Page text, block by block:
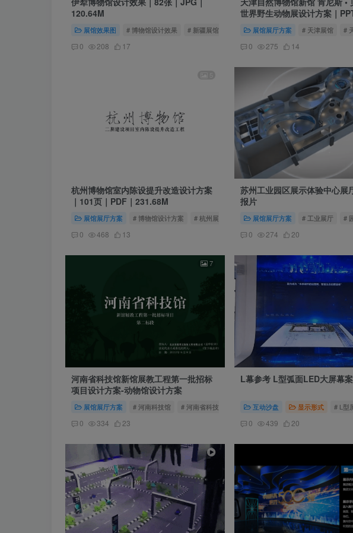
120.64M
展馆效果图 # 博物馆设计效果 # 新疆展馆 # 伊犁展馆
0 208 17
世界野生动物展设计方案｜
页｜174.86M
展馆展厅方案 # 天津展馆 #
0 275 14
杭州博物馆室内陈设提升改造设计方案
｜101页｜PDF｜231.68M
展馆展厅方案 # 博物馆设计方案 # 杭州展馆 # 杭州市博物馆
0 468 13
苏州工业园区展示体验中心展
报片
展馆展厅方案 # 工业展厅 #
0 274 20
7
河南省科技馆新馆展教工程第一批招标
项目设计方案-动物馆设计方案
展馆展厅方案 # 河南科技馆 # 河南省科技馆新馆 # 生态博物馆
0 334 23
L幕参考 L型弧面LED大屏幕
互动沙盘 显示形式 # L型
0 439 20